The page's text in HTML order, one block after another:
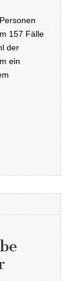
157 Fälle
der
ein